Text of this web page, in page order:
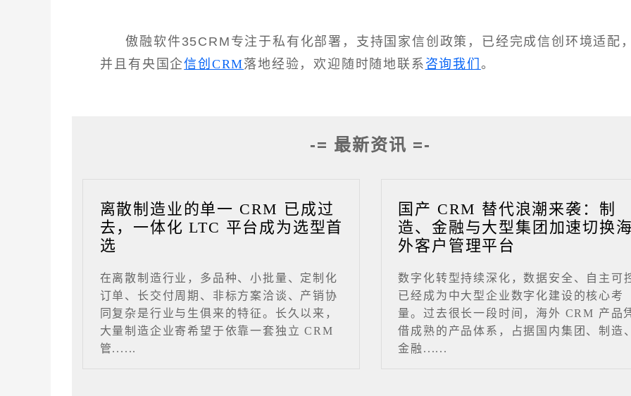
傲融软件35CRM专注于私有化部署，支持国家信创政策，已经完成信创环境适配
并且有央国企信创CRM落地经验，欢迎随时随地联系 咨询我们 。
-= 最新资讯 =-
离散制造业的单一 CRM 已成过
去，一体化 LTC 平台成为选型首
选
在离散制造行业，多品种、小批量、定制化
订单、长交付周期、非标方案洽谈、产销协
同复杂是行业与生俱来的特征。长久以来，
大量制造企业寄希望于依靠一套独立 CRM
管......
国产 CRM 替代浪潮来袭：制
造、金融与大型集团加速切换
外客户管理平台
数字化转型持续深化，数据安全、自主可
已经成为中大型企业数字化建设的核心考
量。过去很长一段时间，海外 CRM 产品
借成熟的产品体系，占据国内集团、制造
金融......